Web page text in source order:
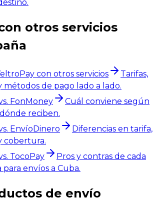
otros servicios
con otros servicios
Tarifas,
métodos de pago lado a lado.
FonMoney
Cuál conviene según
reciben.
EnvíoDinero
Diferencias en tarifa,
cobertura.
TocoPay
Pros y contras de cada
envíos a Cuba.
de envío